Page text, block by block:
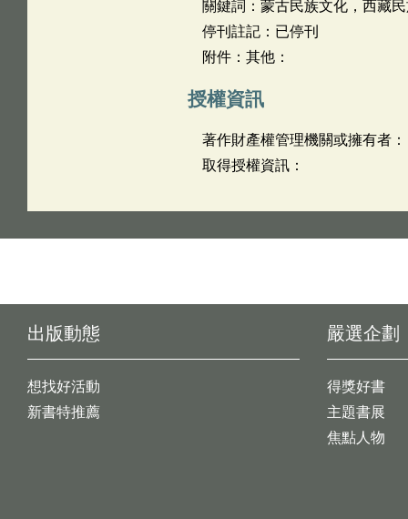
關鍵詞：蒙古民族文化，西藏
停刊註記：已停刊
附件：其他：
授權資訊
著作財產權管理機關或擁有者：
取得授權資訊：
出版動態
想找好活動
新書特推薦
嚴選企劃
得獎好書
主題書展
焦點人物